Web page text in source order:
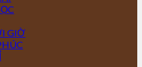
GIỜ